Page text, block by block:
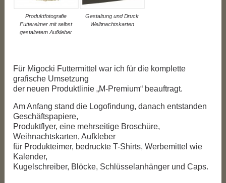
Produktfotografie
Futtereimer mit selbst
gestaltetem Aufkleber
Gestaltung und Druck
Weihnachtskarten
Für Migocki Futtermittel war ich für die komplette
grafische Umsetzung
der neuen Produktlinie „M-Premium“ beauftragt.
Am Anfang stand die Logofindung, danach entstanden
Geschäftspapiere,
Produktflyer, eine mehrseitige Broschüre,
Weihnachtskarten, Aufkleber
für Produkteimer, bedruckte T-Shirts, Werbemittel wie
Kalender,
Kugelschreiber, Blöcke, Schlüsselanhänger und Caps.